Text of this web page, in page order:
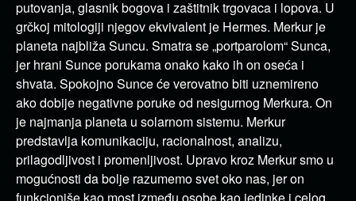
putovanja, glasnik bogova i zaštitnik trgovaca i lopova. U
grčkoj mitologiji njegov ekvivalent je Hermes. Merkur je
planeta najbliža Suncu. Smatra se „portparolom“ Sunca,
jer hrani Sunce porukama onako kako ih on oseća i
shvata. Spokojno Sunce će verovatno biti uznemireno
ako dobije negativne poruke od nesigurnog Merkura. On
je najmanja planeta u solarnom sistemu. Merkur
predstavlja komunikaciju, racionalnost, analizu,
prilagodljivost i promenljivost. Upravo kroz Merkur smo u
mogućnosti da bolje razumemo svet oko nas, jer on